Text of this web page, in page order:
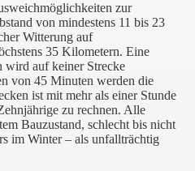
zur
von mindestens 11 bis 23
Witterung auf
35 Kilometern. Eine
wird auf keiner Strecke
von 45 Minuten werden die
ist mit mehr als einer Stunde
zu rechnen. Alle
Bauzustand, schlecht bis nicht
im Winter – als unfallträchtig